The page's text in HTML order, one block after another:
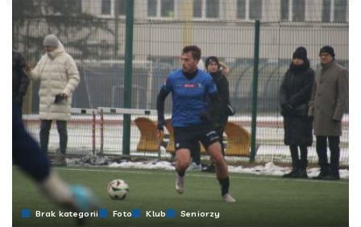
Brak kategorii Foto Klub Seniorzy